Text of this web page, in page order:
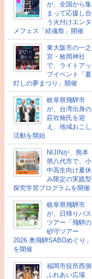
が、全国から集
まって応援し合
う火付けエンタ
メフェス「続魂祭」開催
東大阪市の一之
宮・枚岡神社
で、ライトアッ
プイベント「夏
灯しの夢まつり」開催
岐阜県飛騨市
が、台湾出身の
莊欣翰氏を迎
え、地域おこし
活動を開始
NIJINが、熊本
県八代市で、小
中高生向け夏休
み限定の実践型
探究学習プログラムを開催
岐阜県飛騨市
が、日帰りバス
ツアー「飛騨の
砂守ツアー
2026 奥飛騨SABOめぐり」
を開催
福岡市役所西側
ふれあい広場